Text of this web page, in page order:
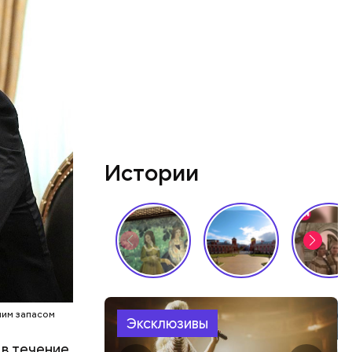
запасом
КНРна
были
в
Истории
Эксклюзивы